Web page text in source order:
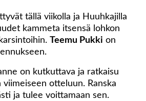
tällä viikolla ja Huuhkajilla
kammeta itsensä lohkon
Teemu Pukki on
on kutkuttava ja ratkaisu
otteluun. Ranska
ja tulee voittamaan sen.